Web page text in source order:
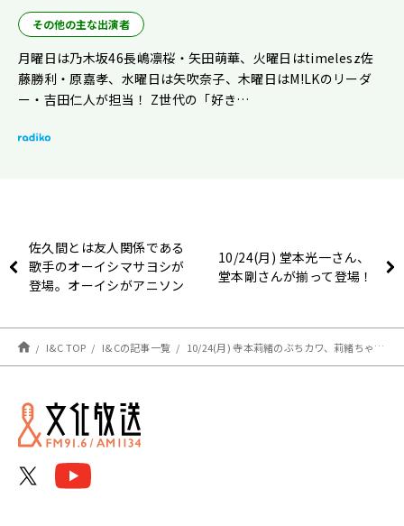
その他の主な出演者
月曜日は乃木坂46長嶋凛桜・矢田萌華、火曜日はtimelesz佐
藤勝利・原嘉孝、水曜日は矢吹奈子、木曜日はM!LKのリーダ
ー・吉田仁人が担当！ Z世代の「好き…
佐久間とは友人関係である
歌手のオーイシマサヨシが
登場。オーイシがアニソン
イターとして活動する上で
大切にしていることとは。
10/24(月) 堂本光一さん、
堂本剛さんが揃って登場！
I&C TOP I&Cの記事一覧 10/24(月) 寺本莉緒のぶちカワ、莉緒ちゃんが最近読んだ本は？